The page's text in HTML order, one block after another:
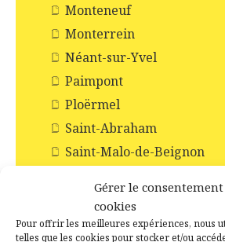
Gérer le
cookies
Pour offrir les meilleures expériences, nous
telles que les cookies pour stocker et/ou
Monteneuf
Monterrein
Néant-sur-Yvel
Paimpont
Ploërmel
Saint-Abraham
Saint-Malo-de-Beignon
Tréhorenteuc
Histoire et Patrimoines de